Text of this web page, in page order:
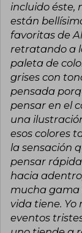
incluido éste,
están
favoritas de
retratando a
paleta de
grises con
pensada
pensar en el
una
esos colores
la sensación
pensar
hacia
mucha gama
vida tiene.
eventos